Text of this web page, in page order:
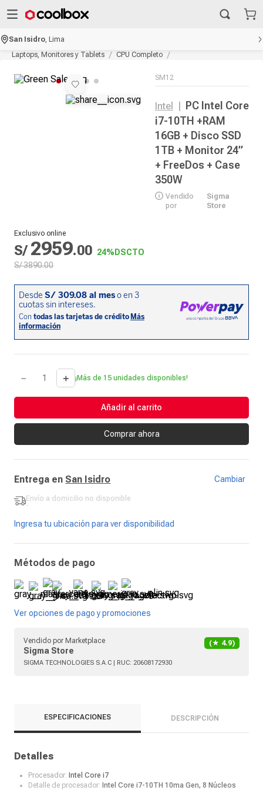
San Isidro ,Lima
Laptops, Monitores y Tablets
CPU Completo
SM12
Intel
PC Intel Core
i7-10TH +RAM
16GB + Disco SSD
1TB + Monitor 24”
+ FreeDos + Case
350W
Vendido
por
Sigma
Store
Exclusivo online
S/ 2959.00 24% DSCTO
S/3890.00
＋
－ ¡Más de 15 unidades disponibles!
Añadir al carrito
Comprar ahora
Entrega en San Isidro Cambiar
Envío a domicilio no disponible
-
Ingresa tu ubicación para ver disponibilidad
Métodos de pago
Ver opciones de pago y promociones
Vendido por Marketplace
Sigma Store
(★ 4.9)
SIGMA TECHNOLOGIES S.A.C | RUC: 20608172930
ESPECIFICACIONES DESCRIPCIÓN
Detalles
Procesador: Intel Core i7
Detalle de procesador: Intel Core i7-10TH 10ma Gen, 8 Núcleos